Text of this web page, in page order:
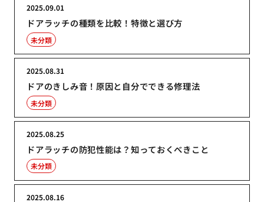
ドアラッチの種類を比較！特徴と選び方
2025.09.01
未分類
ドアのきしみ音！原因と自分でできる修理法
2025.08.31
未分類
ドアラッチの防犯性能は？知っておくべきこと
2025.08.25
未分類
2025.08.16